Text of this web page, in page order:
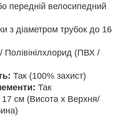
передній велосипедний
з діаметром трубок до 16
Полівінілхлорид (ПВХ /
Так (100% захист)
Так
см (Висота х Верхня/